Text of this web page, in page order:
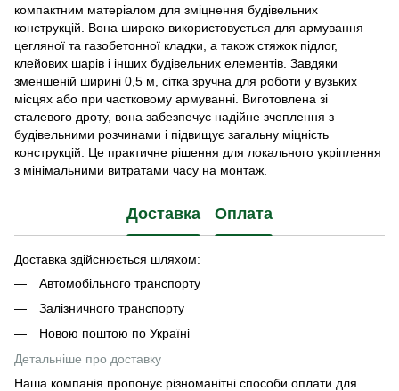
компактним матеріалом для зміцнення будівельних
конструкцій. Вона широко використовується для армування
цегляної та газобетонної кладки, а також стяжок підлог,
клейових шарів і інших будівельних елементів. Завдяки
зменшеній ширині 0,5 м, сітка зручна для роботи у вузьких
місцях або при частковому армуванні. Виготовлена зі
сталевого дроту, вона забезпечує надійне зчеплення з
будівельними розчинами і підвищує загальну міцність
конструкцій. Це практичне рішення для локального укріплення
з мінімальними витратами часу на монтаж.
Доставка Оплата
Доставка здійснюється шляхом:
Автомобільного транспорту
Залізничного транспорту
Новою поштою по Україні
Детальніше про доставку
Наша компанія пропонує різноманітні способи оплати для